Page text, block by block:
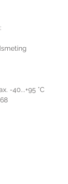
-40...+95 °C